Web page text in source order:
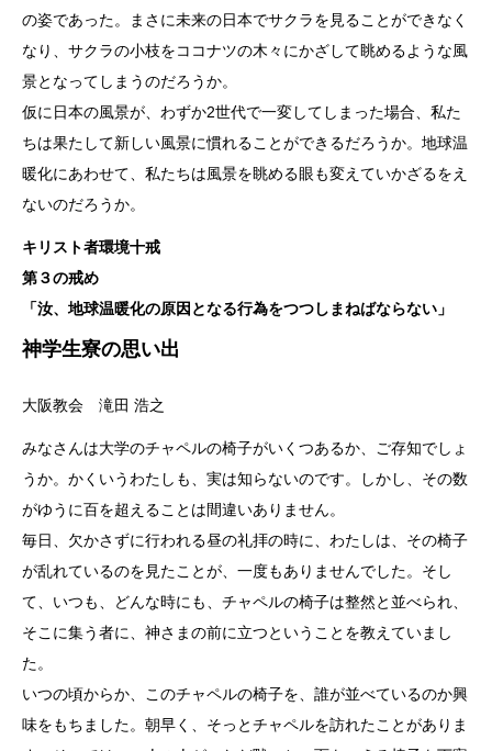
の姿であった。まさに未来の日本でサクラを見ることができなく
なり、サクラの小枝をココナツの木々にかざして眺めるような風
景となってしまうのだろうか。
仮に日本の風景が、わずか2世代で一変してしまった場合、私た
ちは果たして新しい風景に慣れることができるだろうか。地球温
暖化にあわせて、私たちは風景を眺める眼も変えていかざるをえ
ないのだろうか。
キリスト者環境十戒
第３の戒め
「汝、地球温暖化の原因となる行為をつつしまねばならない」
神学生寮の思い出
大阪教会 滝田 浩之
みなさんは大学のチャペルの椅子がいくつあるか、ご存知でしょ
うか。かくいうわたしも、実は知らないのです。しかし、その数
がゆうに百を超えることは間違いありません。
毎日、欠かさずに行われる昼の礼拝の時に、わたしは、その椅子
が乱れているのを見たことが、一度もありませんでした。そし
て、いつも、どんな時にも、チャペルの椅子は整然と並べられ、
そこに集う者に、神さまの前に立つということを教えていまし
た。
いつの頃からか、このチャペルの椅子を、誰が並べているのか興
味をもちました。朝早く、そっとチャペルを訪れたことがありま